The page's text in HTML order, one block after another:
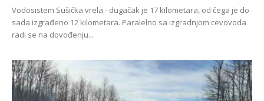
Vodosistem Sušička vrela - dugačak je 17 kilometara, od čega je do
sada izgrađeno 12 kilometara. Paralelno sa izgradnjom cevovoda
radi se na dovođenju...